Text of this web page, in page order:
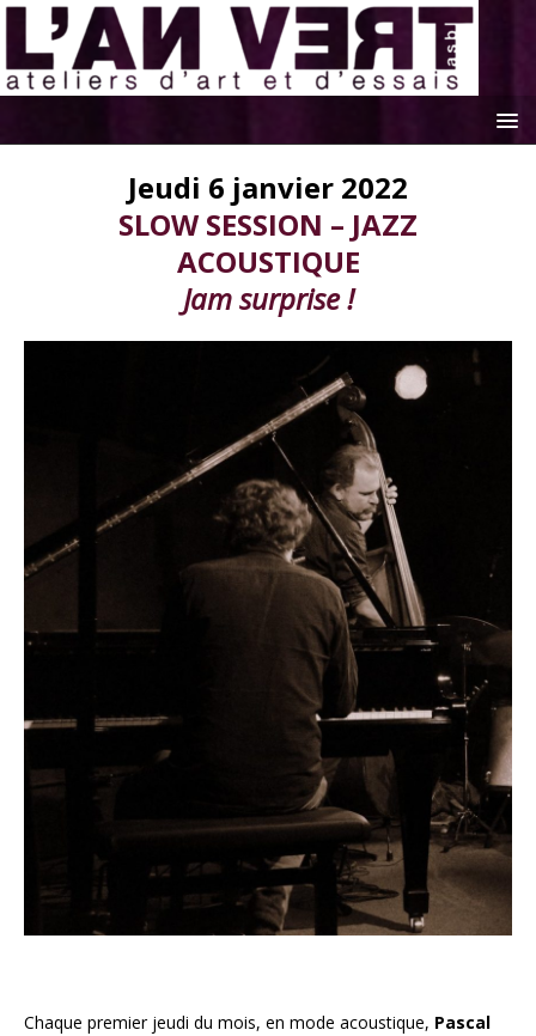
Jeudi 6 janvier 2022
SLOW SESSION – JAZZ
ACOUSTIQUE
Jam surprise !
Chaque premier jeudi du mois, en mode acoustique, Pascal